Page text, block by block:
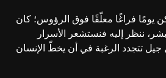
يومًا فراغًا معلّقًا فوق الرؤوس؛ كان
ننظر إليه فنستشعر الأسرار
تتجدد الرغبة في أن يخطّ الإنسان